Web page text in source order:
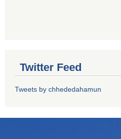
Twitter Feed
Tweets by chhededahamun